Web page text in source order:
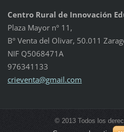
Centro Rural de Innovación
Plaza Mayor nº 11,
Bº Venta del Olivar, 50.011
NIF Q5068471A
976341133
crieventa@gmail.com
© 2013 Todos los